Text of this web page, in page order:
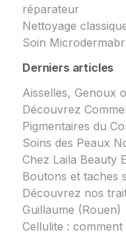
réparateur
Nettoyage
Soin
Derniers articles
Aisselles, Genoux
Découvrez
Pigmentaires du
Soins des Peaux
Chez Laila Beauty
Boutons et taches
Découvrez nos
Guillaume (Rouen)
Cellulite :